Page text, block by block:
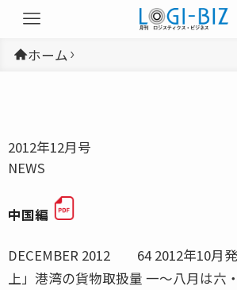
ホーム
2012年12月号
NEWS
中国編
DECEMBER 2012 64 2012年10月
上」港湾の貨物取扱量 一〜八月は六